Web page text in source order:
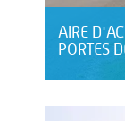
AIRE
PORTES